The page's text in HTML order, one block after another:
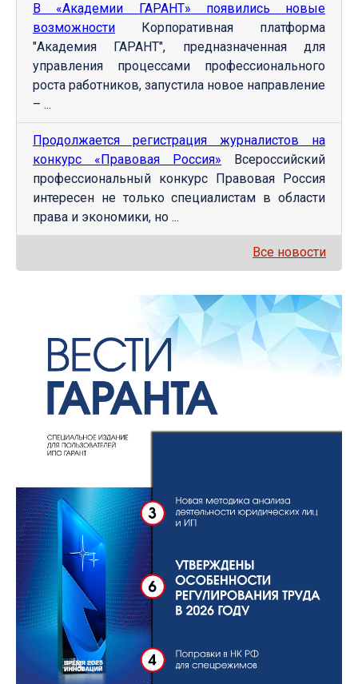
В «Академии ГАРАНТ» появились новые
возможности Корпоративная платформа
"Академия ГАРАНТ", предназначенная для
управления процессами профессионального
роста работников, запустила новое направление
– ...
Продолжается регистрация журналистов на
конкурс «Правовая Россия» Всероссийский
профессиональный конкурс Правовая Россия
интересен не только специалистам в области
права и экономики, но ...
Все новости